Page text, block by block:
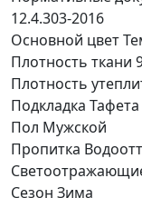
12.4.303-2016
Основной цвет
Плотность ткани
Плотность
Подкладка Тафета
Пол Мужской
Пропитка
Сезон Зима